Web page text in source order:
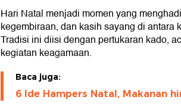
7. Voucher Liburan
8. Alat Kesenian atau Kerajinan
9. Peralatan Yoga
10. Minyak Aromaterapi
Hari Natal menjadi momen yang
kegembiraan, dan kasih sayang di antara
Tradisi ini diisi dengan pertukaran kado,
kegiatan keagamaan.
Baca juga:
6 Ide Hampers Natal, Makanan